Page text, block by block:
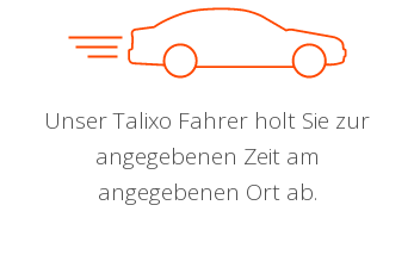
Unser Talixo Fahrer holt Sie zur
angegebenen Zeit am
angegebenen Ort ab.